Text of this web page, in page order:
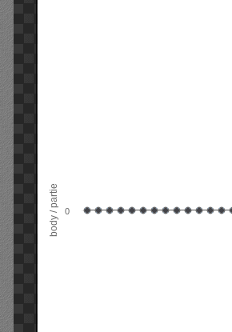
body / partie 0